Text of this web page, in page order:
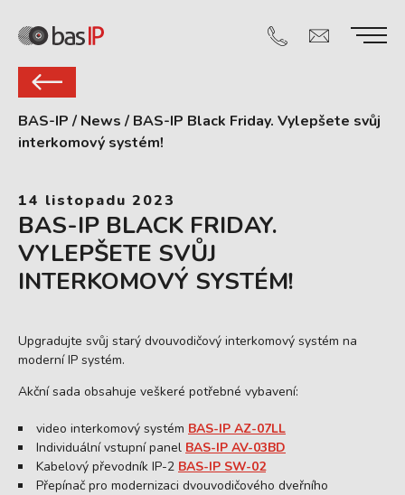
BAS-IP / News / BAS-IP Black Friday. Vylepšete svůj
interkomový systém!
14 listopadu 2023
BAS-IP BLACK FRIDAY.
VYLEPŠETE SVŮJ
INTERKOMOVÝ SYSTÉM!
Upgradujte svůj starý dvouvodičový interkomový systém na
moderní IP systém.
Akční sada obsahuje veškeré potřebné vybavení:
video interkomový systém BAS-IP AZ-07LL
Individuální vstupní panel BAS-IP AV-03BD
Kabelový převodník IP-2 BAS-IP SW-02
Přepínač pro modernizaci dvouvodičového dveřního